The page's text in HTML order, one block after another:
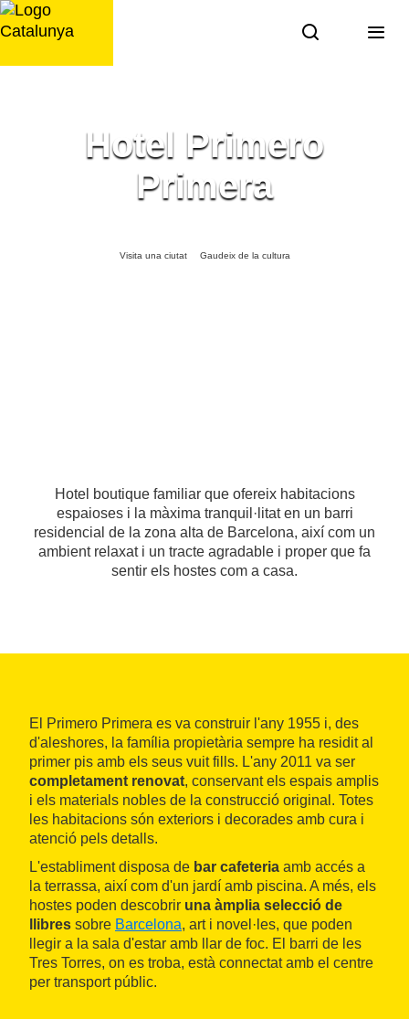
Saltar
al
Hotel Primero
Primera
Visita una ciutat Gaudeix de la cultura
Hotel boutique familiar que ofereix habitacions
espaioses i la màxima tranquil·litat en un barri
residencial de la zona alta de Barcelona, així com un
ambient relaxat i un tracte agradable i proper que fa
sentir els hostes com a casa.
El Primero Primera es va construir l'any 1955 i, des
d'aleshores, la família propietària sempre ha residit al
primer pis amb els seus vuit fills. L'any 2011 va ser
completament renovat, conservant els espais amplis
i els materials nobles de la construcció original. Totes
les habitacions són exteriors i decorades amb cura i
atenció pels detalls.
L'establiment disposa de bar cafeteria amb accés a
la terrassa, així com d'un jardí amb piscina. A més, els
hostes poden descobrir una àmplia selecció de
llibres sobre Barcelona, art i novel·les, que poden
llegir a la sala d'estar amb llar de foc. El barri de les
Tres Torres, on es troba, està connectat amb el centre
per transport públic.